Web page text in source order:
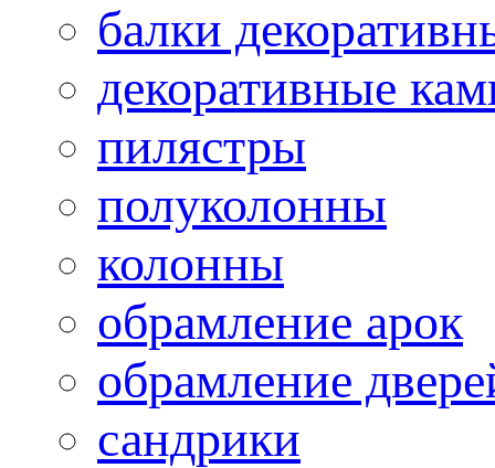
балки
декоративные
пилястры
полуколонны
колонны
обрамление арок
обрамление
сандрики